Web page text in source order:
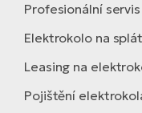
Profesionální servis
Elektrokolo na
Leasing na
Pojištění